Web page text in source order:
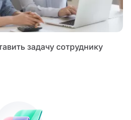
задачу сотруднику